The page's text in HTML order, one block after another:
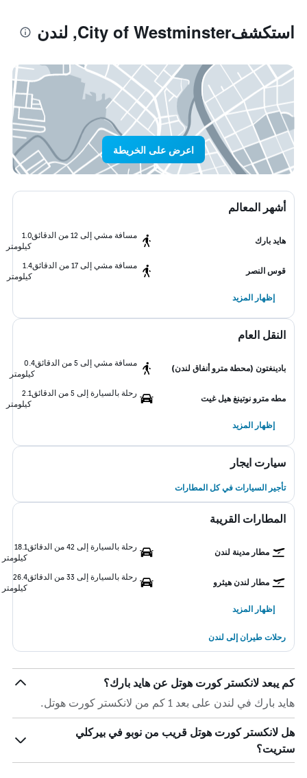
استكشفCity of Westminster, لندن
اعرض على الخريطة
أشهر المعالم
هايد بارك
مسافة مشي إلى 12 من الدقائق
1.0
كيلومتر
قوس النصر
مسافة مشي إلى 17 من الدقائق
1.4
كيلومتر
إظهار المزيد
النقل العام
بادينغتون (محطة مترو أنفاق لندن)
مسافة مشي إلى 5 من الدقائق
0.4
كيلومتر
مطه مترو نوتينغ هيل غيت
رحلة بالسيارة إلى 5 من الدقائق
2.1
كيلومتر
إظهار المزيد
سيارت ايجار
تأجير السيارات في كل المطارات
المطارات القريبة
مطار مدينة لندن
رحلة بالسيارة إلى 42 من الدقائق
18.1
كيلومتر
مطار لندن هيثرو
رحلة بالسيارة إلى 33 من الدقائق
26.4
كيلومتر
إظهار المزيد
رحلات طيران إلى لندن
كم يبعد لانكستر كورت هوتل عن هايد بارك؟
هايد بارك في لندن على بعد 1 كم من لانكستر كورت هوتل.
هل لانكستر كورت هوتل قريب من نوبو في بيركلي
ستريت؟